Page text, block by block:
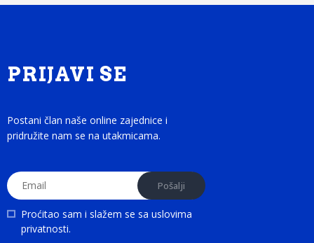
PRIJAVI SE
Postani član naše online zajednice i
pridružite nam se na utakmicama.
Proćitao sam i slažem se sa uslovima
privatnosti.